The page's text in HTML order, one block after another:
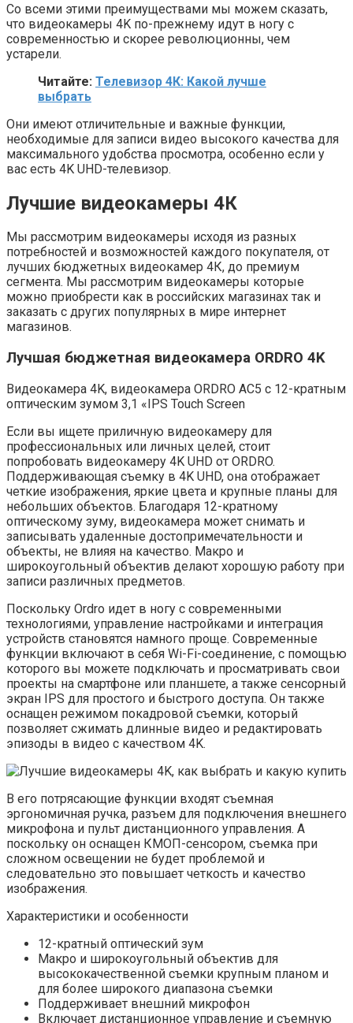
Со всеми этими преимуществами мы можем сказать,
что видеокамеры 4K по-прежнему идут в ногу с
современностью и скорее революционны, чем
устарели.
Читайте: Телевизор 4К: Какой лучше
выбрать
Они имеют отличительные и важные функции,
необходимые для записи видео высокого качества для
максимального удобства просмотра, особенно если у
вас есть 4K UHD-телевизор.
Лучшие видеокамеры 4К
Мы рассмотрим видеокамеры исходя из разных
потребностей и возможностей каждого покупателя, от
лучших бюджетных видеокамер 4К, до премиум
сегмента. Мы рассмотрим видеокамеры которые
можно приобрести как в российских магазинах так и
заказать с других популярных в мире интернет
магазинов.
Лучшая бюджетная видеокамера ORDRO 4K
Видеокамера 4K, видеокамера ORDRO AC5 с 12-кратным
оптическим зумом 3,1 «IPS Touch Screen
Если вы ищете приличную видеокамеру для
профессиональных или личных целей, стоит
попробовать видеокамеру 4K UHD от ORDRO.
Поддерживающая съемку в 4K UHD, она отображает
четкие изображения, яркие цвета и крупные планы для
небольших объектов. Благодаря 12-кратному
оптическому зуму, видеокамера может снимать и
записывать удаленные достопримечательности и
объекты, не влияя на качество. Макро и
широкоугольный объектив делают хорошую работу при
записи различных предметов.
Поскольку Ordro идет в ногу с современными
технологиями, управление настройками и интеграция
устройств становятся намного проще. Современные
функции включают в себя Wi-Fi-соединение, с помощью
которого вы можете подключать и просматривать свои
проекты на смартфоне или планшете, а также сенсорный
экран IPS для простого и быстрого доступа. Он также
оснащен режимом покадровой съемки, который
позволяет сжимать длинные видео и редактировать
эпизоды в видео с качеством 4K.
В его потрясающие функции входят съемная
эргономичная ручка, разъем для подключения внешнего
микрофона и пульт дистанционного управления. А
поскольку он оснащен КМОП-сенсором, съемка при
сложном освещении не будет проблемой и
следовательно это повышает четкость и качество
изображения.
Характеристики и особенности
12-кратный оптический зум
Макро и широкоугольный объектив для
высококачественной съемки крупным планом и
для более широкого диапазона съемки
Поддерживает внешний микрофон
Включает дистанционное управление и съемную